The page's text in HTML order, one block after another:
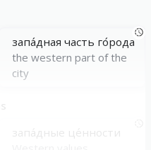
запа́дная часть го́рода
the western part of the
city